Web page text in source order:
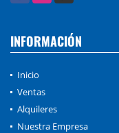
INFORMACIÓN
Inicio
Ventas
Alquileres
Nuestra Empresa